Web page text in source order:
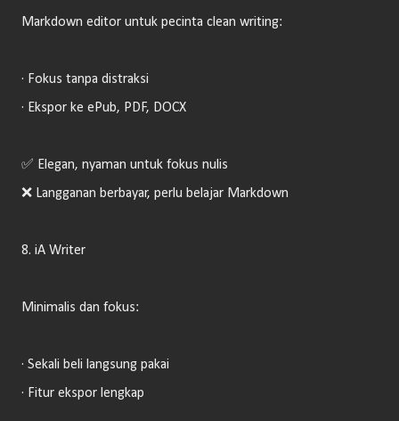
Markdown editor untuk pecinta clean writing:
· Fokus tanpa distraksi
· Ekspor ke ePub, PDF, DOCX
✅ Elegan, nyaman untuk fokus nulis
❌ Langganan berbayar, perlu belajar Markdown
8. iA Writer
Minimalis dan fokus:
· Sekali beli langsung pakai
· Fitur ekspor lengkap